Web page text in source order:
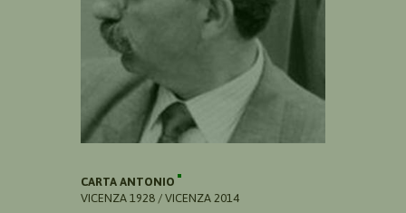
CARTA ANTONIO
VICENZA 1928 / VICENZA 2014